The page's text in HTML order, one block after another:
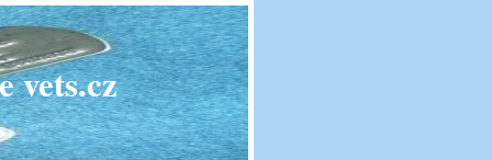
vets.cz